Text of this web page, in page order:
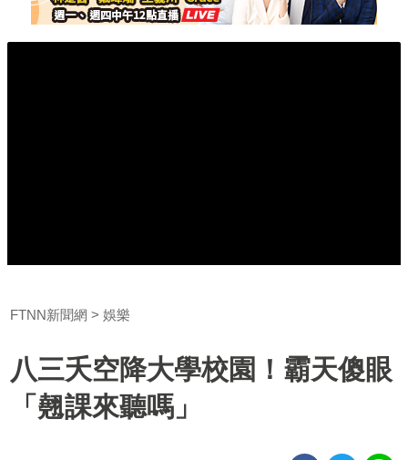
FTNN新聞網 娛樂
八三夭空降大學校園！霸天傻眼
「翹課來聽嗎」